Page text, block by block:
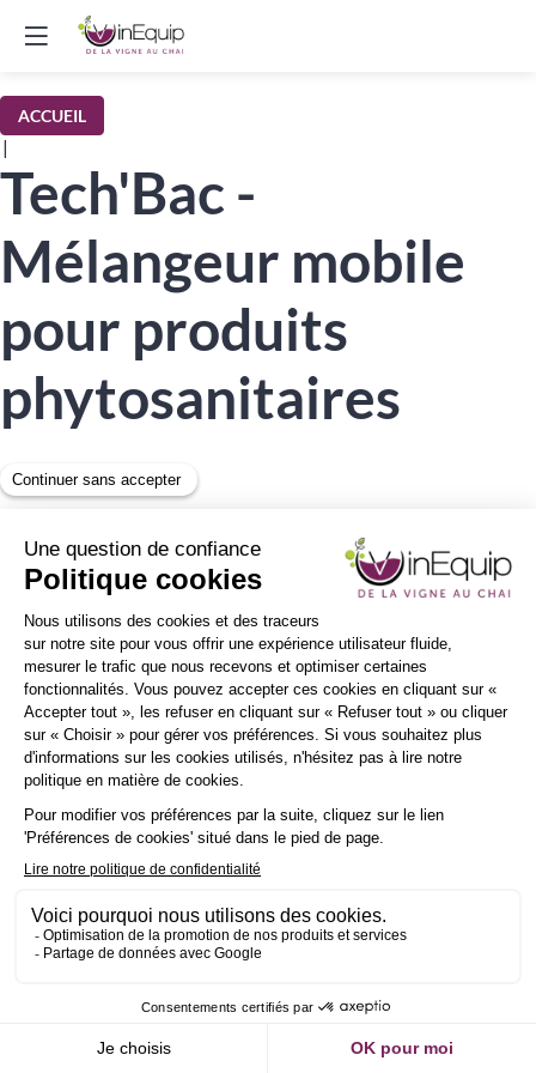
ACCUEIL
|
Tech'Bac -
Mélangeur mobile
pour produits
phytosanitaires
Demander un RDV
Envoyer un message INSCRIPTIONNEWSLETTER